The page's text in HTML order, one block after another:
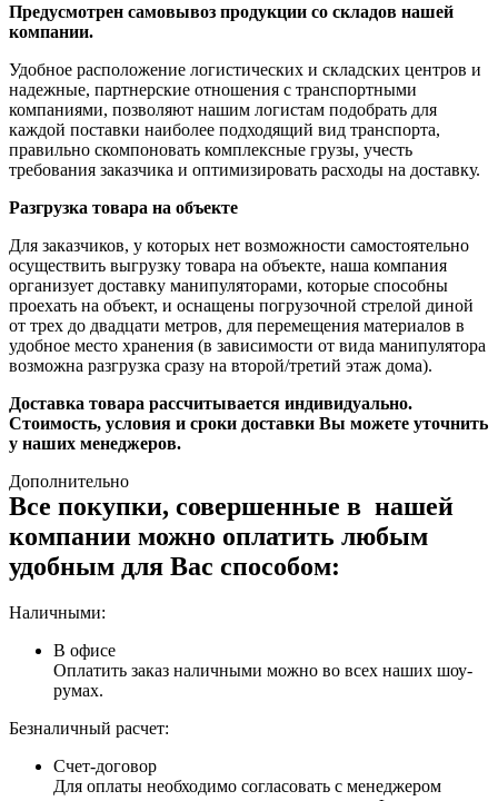
Предусмотрен самовывоз продукции со складов нашей
компании.
Удобное расположение логистических и складских центров и
надежные, партнерские отношения с транспортными
компаниями, позволяют нашим логистам подобрать для
каждой поставки наиболее подходящий вид транспорта,
правильно скомпоновать комплексные грузы, учесть
требования заказчика и оптимизировать расходы на доставку.
Разгрузка товара на объекте
Для заказчиков, у которых нет возможности самостоятельно
осуществить выгрузку товара на объекте, наша компания
организует доставку манипуляторами, которые способны
проехать на объект, и оснащены погрузочной стрелой диной
от трех до двадцати метров, для перемещения материалов в
удобное место хранения (в зависимости от вида манипулятора
возможна разгрузка сразу на второй/третий этаж дома).
Доставка товара рассчитывается индивидуально.
Стоимость, условия и сроки доставки Вы можете уточнить
у наших менеджеров.
Дополнительно
Все покупки, совершенные в нашей
компании можно оплатить любым
удобным для Вас способом:
Наличными:
В офисе
Оплатить заказ наличными можно во всех наших шоу-
румах.
Безналичный расчет:
Счет-договор
Для оплаты необходимо согласовать с менеджером